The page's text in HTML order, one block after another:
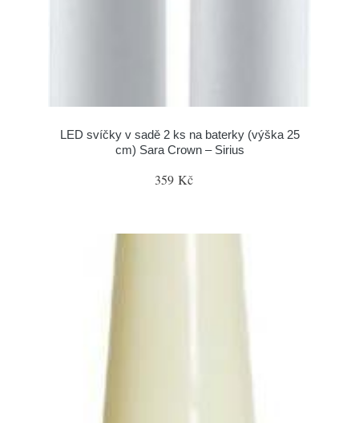
LED svíčky v sadě 2 ks na baterky (výška 25
cm) Sara Crown – Sirius
359 Kč